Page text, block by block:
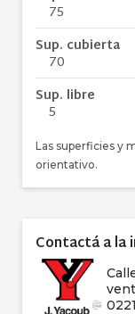
75
Sup. cubierta
70
Sup. libre
5
Las superficies y
orientativo.
Contactá a la